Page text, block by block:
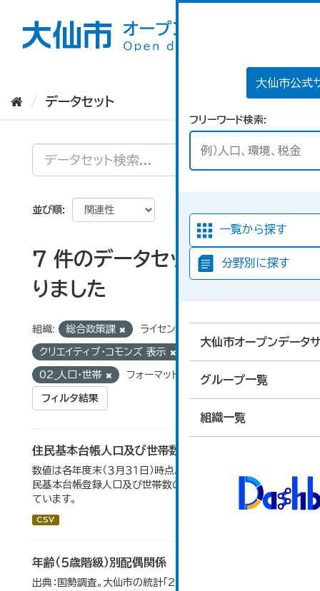
大仙市公式
フリーワード検索
一覧から探す
分野別に探す
大仙市オープンデータ
グループ一覧
組織一覧
データセット
並び順
7 件のデータセットが見つか
りました
組織: 総合政策課 ライセンス:
クリエイティブ・コモンズ 表示
02_人口・世帯 フォーマット: CSV
フィルタ結果
住民基本台帳人口及び世帯数の推移
数値は各年度末（３月３１日）時点。大仙市の統計「2-9 住
民基本台帳登録人口及び世帯数の推移」のデータを参照し
ています。
CSV
年齢（５歳階級）別配偶関係
出典：国勢調査。大仙市の統計「2-12 年齢（5歳階級）別配